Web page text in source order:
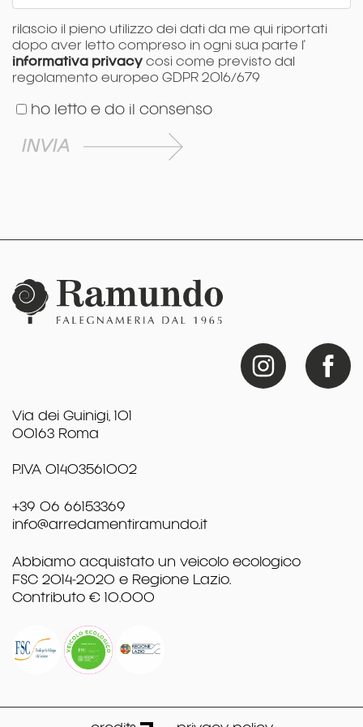
rilascio il pieno utilizzo dei dati da me qui riportati
dopo aver letto compreso in ogni sua parte l'
informativa privacy
regolamento europeo GDPR 2016/679
ho letto e do il consenso
INVIA
Via dei Guinigi, 101
00163 Roma
P.IVA 01403561002
+39 06 66153369
info@arredamentiramundo.it
Abbiamo acquistato un veicolo ecologico
FSC 2014-2020 e Regione Lazio.
Contributo € 10.000